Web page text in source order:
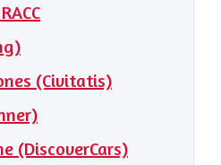
(Civitatis)
(DiscoverCars)